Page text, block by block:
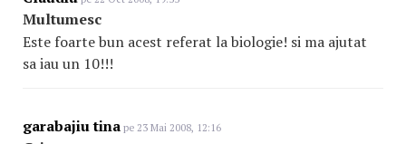
Multumesc
Este foarte bun acest referat la biologie! si ma ajutat
sa iau un 10!!!
garabajiu tina pe 23 Mai 2008, 12:16